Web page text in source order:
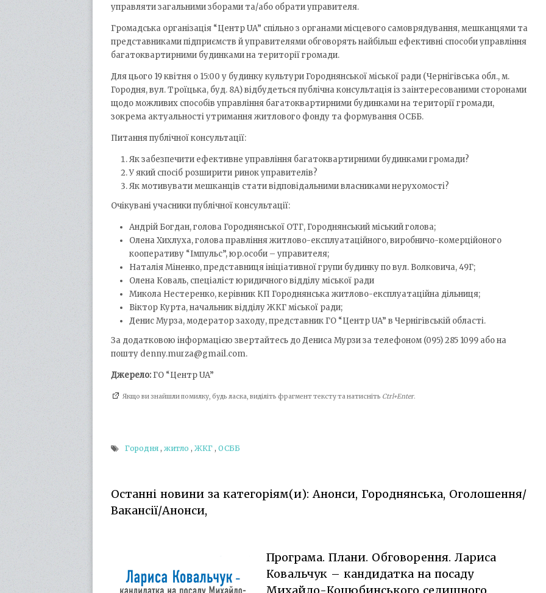
управляти загальними зборами та/або обрати управителя.
Громадська організація “Центр UA” спільно з органами місцевого самоврядування, мешканцями та
представниками підприємств й управителями обговорять найбільш ефективні способи управління
багатоквартирними будинками на території громади.
Для цього 19 квітня о 15:00 у будинку культури Городнянської міської ради (Чернігівська обл., м.
Городня, вул. Троїцька, буд. 8А) відбудеться публічна консультація із заінтересованими сторонами
щодо можливих способів управління багатоквартирними будинками на території громади,
зокрема актуальності утримання житлового фонду та формування ОСББ.
Питання публічної консультації:
Як забезпечити ефективне управління багатоквартирними будинками громади?
У який спосіб розширити ринок управителів?
Як мотивувати мешканців стати відповідальними власниками нерухомості?
Очікувані учасники публічної консультації:
Андрій Богдан, голова Городнянської ОТГ, Городнянський міський голова;
Олена Хихлуха, голова правління житлово-експлуатаційного, виробничо-комерційоного
кооперативу “Імпульс”, юр.особи – управителя;
Наталія Міненко, представниця ініціативної групи будинку по вул. Волковича, 49Г;
Олена Коваль, спеціаліст юридичного відділу міської ради
Микола Нестеренко, керівник КП Городнянська житлово-експлуатаційна дільниця;
Віктор Курта, начальник відділу ЖКГ міської ради;
Денис Мурза, модератор заходу, представник ГО “Центр UA” в Чернігівській області.
За додатковою інформацією звертайтесь до Дениса Мурзи за телефоном (095) 285 1099 або на
пошту denny.murza@gmail.com.
Джерело:ГО “Центр UA”
Якщо ви знайшли помилку, будь ласка, виділіть фрагмент тексту та натисніть Ctrl+Enter.
Городня , житло , ЖКГ , ОСББ
Останні новини за категоріям(и): Анонси, Городнянська, Оголошення/
Вакансії/Анонси,
Програма. Плани. Обговорення. Лариса
Ковальчук – кандидатка на посаду
Михайло-Коцюбинського селищного